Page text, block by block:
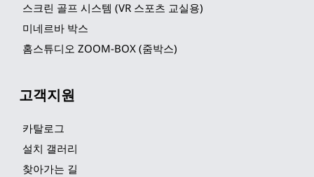
스크린 골프 시스템 (VR 스포츠 교실용)
미네르바 박스
홈스튜디오 ZOOM-BOX (줌박스)
고객지원
카탈로그
설치 갤러리
찾아가는 길